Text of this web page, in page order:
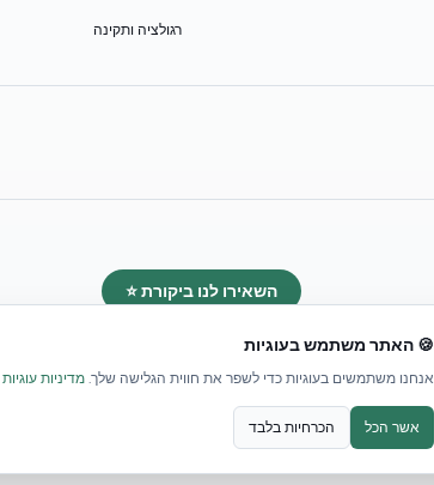
רגולציה ותקינה
השאירו לנו ביקורת ⭐
🍪 האתר משתמש בעוגיות
אנחנו משתמשים בעוגיות כדי לשפר את חווית הגלישה שלך.מדיניות עוגיות
אשר הכל הכרחיות בלבד